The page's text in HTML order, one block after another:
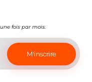
fois par mois.